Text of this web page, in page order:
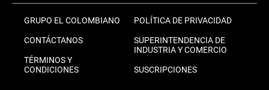
GRUPO EL COLOMBIANO
CONTÁCTANOS
TÉRMINOS Y
CONDICIONES
POLÍTICA DE PRIVACIDAD
SUPERINTENDENCIA DE
INDUSTRIA Y COMERCIO
SUSCRIPCIONES